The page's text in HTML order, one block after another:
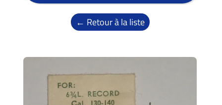
← Retour à la liste